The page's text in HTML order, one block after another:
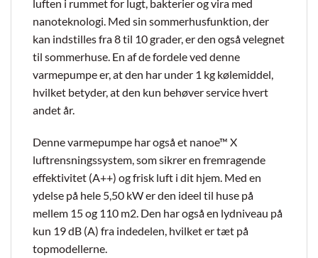
luften i rummet for lugt, bakterier og vira med
nanoteknologi. Med sin sommerhusfunktion, der
kan indstilles fra 8 til 10 grader, er den også velegnet
til sommerhuse. En af de fordele ved denne
varmepumpe er, at den har under 1 kg kølemiddel,
hvilket betyder, at den kun behøver service hvert
andet år.
Denne varmepumpe har også et nanoe™ X
luftrensningssystem, som sikrer en fremragende
effektivitet (A++) og frisk luft i dit hjem. Med en
ydelse på hele 5,50 kW er den ideel til huse på
mellem 15 og 110 m2. Den har også en lydniveau på
kun 19 dB (A) fra indedelen, hvilket er tæt på
topmodellerne.